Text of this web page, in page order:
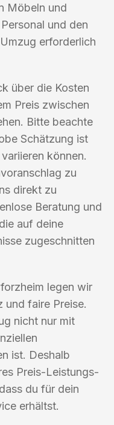
Möbeln und
und den
erforderlich
über die Kosten
Preis zwischen
Bitte beachte
Schätzung ist
können.
zu
direkt zu
Beratung und
auf deine
zugeschnitten
legen wir
und faire Preise.
nicht nur mit
ist. Deshalb
Preis-Leistungs-
du für dein
erhältst.